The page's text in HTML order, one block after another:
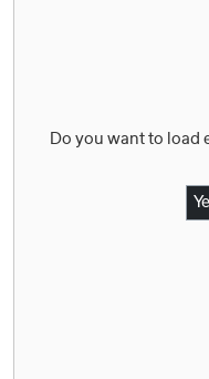
Do you want to load